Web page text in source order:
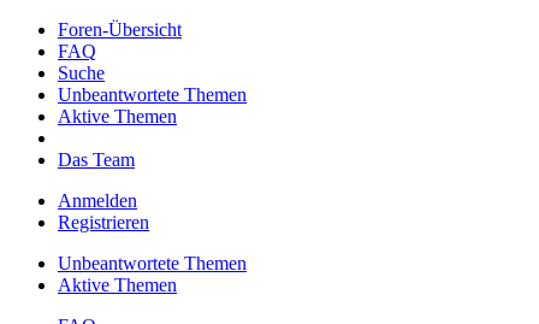
Foren-Übersicht
FAQ
Suche
Unbeantwortete Themen
Aktive Themen
Das Team
Anmelden
Registrieren
Unbeantwortete Themen
Aktive Themen